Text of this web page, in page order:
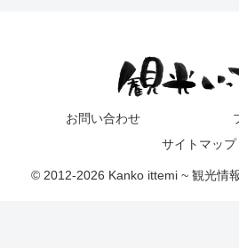
お問い合わせ
サイトマップ
© 2012-2026 Kanko ittemi ~ 観光情